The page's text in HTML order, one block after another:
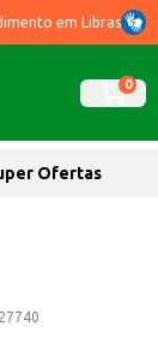
em Libras
0
Ofertas
27740